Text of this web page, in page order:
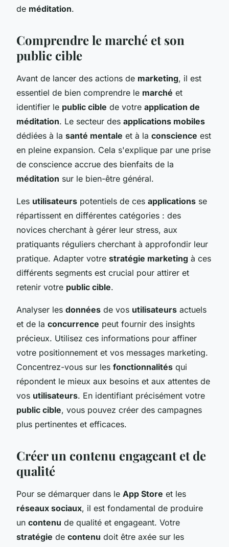
de méditation.
Comprendre le marché et son
public cible
Avant de lancer des actions de marketing, il est
essentiel de bien comprendre le marché et
identifier le public cible de votre application de
méditation. Le secteur des applications mobiles
dédiées à la santé mentale et à la conscience est
en pleine expansion. Cela s'explique par une prise
de conscience accrue des bienfaits de la
méditation sur le bien-être général.
Les utilisateurs potentiels de ces applications se
répartissent en différentes catégories : des
novices cherchant à gérer leur stress, aux
pratiquants réguliers cherchant à approfondir leur
pratique. Adapter votre stratégie marketing à ces
différents segments est crucial pour attirer et
retenir votre public cible.
Analyser les données de vos utilisateurs actuels
et de la concurrence peut fournir des insights
précieux. Utilisez ces informations pour affiner
votre positionnement et vos messages marketing.
Concentrez-vous sur les fonctionnalités qui
répondent le mieux aux besoins et aux attentes de
vos utilisateurs. En identifiant précisément votre
public cible, vous pouvez créer des campagnes
plus pertinentes et efficaces.
Créer un contenu engageant et de
qualité
Pour se démarquer dans le App Store et les
réseaux sociaux, il est fondamental de produire
un contenu de qualité et engageant. Votre
stratégie de contenu doit être axée sur les